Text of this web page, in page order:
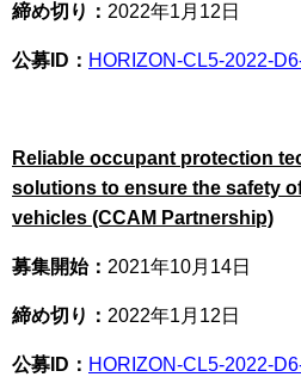
締め切り： 2022年1月12日
公募ID： HORIZON-CL5-2022-
Reliable occupant protection
solutions to ensure the safety
vehicles (CCAM Partnership)
募集開始： 2021年10月14日
締め切り： 2022年1月12日
公募ID： HORIZON-CL5-2022-